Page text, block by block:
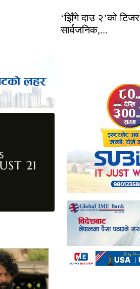
‘झिँगे दाउ २’को टिजर
सार्वजनिक,...